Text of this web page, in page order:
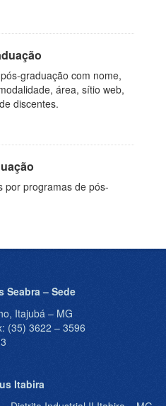
graduação com nome,
área, sítio web,
discentes.
por programas de pós-
Seabra – Sede
Itajubá – MG
(35) 3622 – 3596
Itabira